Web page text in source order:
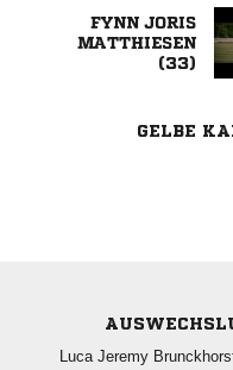
 


GELBE
 